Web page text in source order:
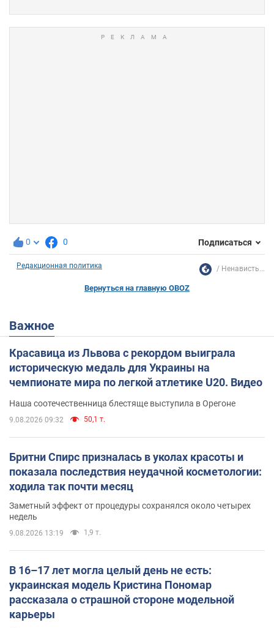
0 0 Подписаться
Редакционная политика Ненависть...
Вернуться на главную OBOZ
Важное
Красавица из Львова с рекордом выиграла
историческую медаль для Украины на
чемпионате мира по легкой атлетике U20. Видео
Наша соотечественница блестяще выступила в Орегоне
9.08.2026 09:32 50,1 т.
Бритни Спирс призналась в уколах красоты и
показала последствия неудачной косметологии:
ходила так почти месяц
Заметный эффект от процедуры сохранялся около четырех
недель
9.08.2026 13:19 1,9 т.
В 16–17 лет могла целый день не есть:
украинская модель Кристина Пономар
рассказала о страшной стороне модельной
карьеры